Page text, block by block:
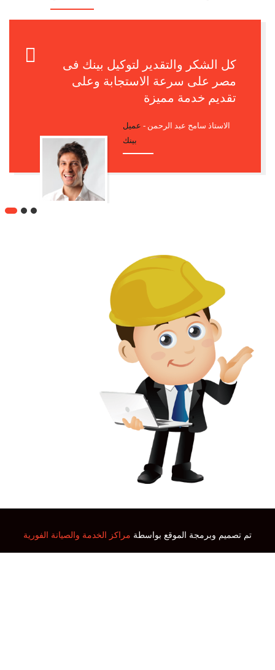
سعيدة جداا بالتعامل مع توكيل بينك
فى مصر لانهم بالفعل الافضل وكل
الشكر والتقدير للفنين والمهندسين
مدام ايمان السيد -عميل بينك
تم تصميم وبرمجة الموقع بواسطة مراكز الخدمة والصيانة الفورية